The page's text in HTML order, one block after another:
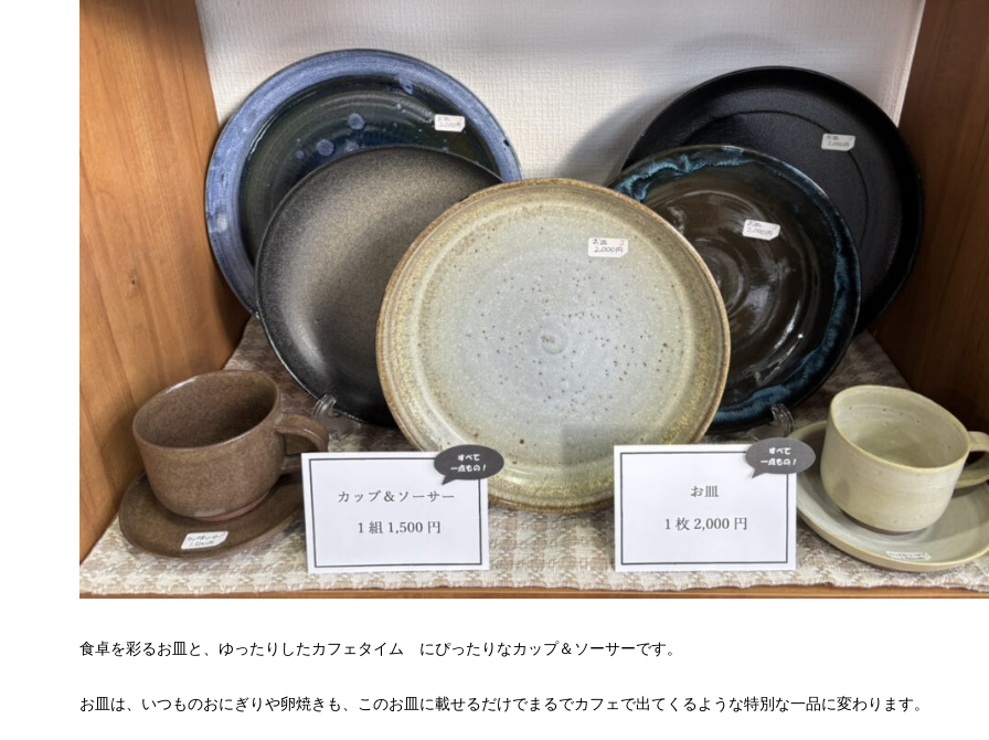
食卓を彩るお皿と、ゆったりしたカフェタイム にぴったりなカップ＆ソーサーです。
お皿は、いつものおにぎりや卵焼きも、このお皿に載せるだけでまるでカフェで出てくるような特別な一品に変わります。